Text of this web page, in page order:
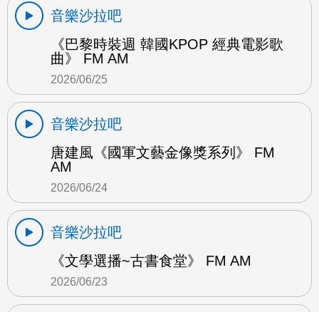
音樂沙拉吧
《巴黎時裝週 韓國KPOP 經典電影歌
曲》 FM AM
2026/06/25
音樂沙拉吧
唐建風《國軍文藝金像獎系列》 FM
AM
2026/06/24
音樂沙拉吧
《文學選播~古書食堂》 FM AM
2026/06/23